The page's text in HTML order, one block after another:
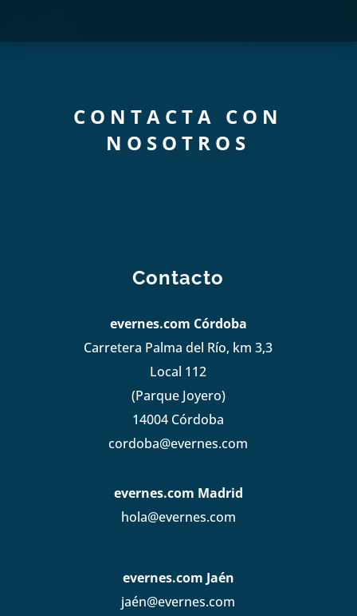
CONTACTA CON
NOSOTROS
Contacto
evernes.com Córdoba
Carretera Palma del Río, km 3,3
Local 112
(Parque Joyero)
14004 Córdoba
cordoba@evernes.com
evernes.com Madrid
hola@evernes.com
evernes.com Jaén
jaén@evernes.com